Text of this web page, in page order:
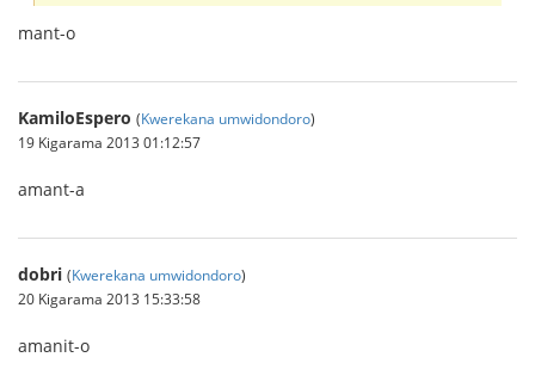
mant-o
KamiloEspero (Kwerekana umwidondoro)
19 Kigarama 2013 01:12:57
amant-a
dobri (Kwerekana umwidondoro)
20 Kigarama 2013 15:33:58
amanit-o